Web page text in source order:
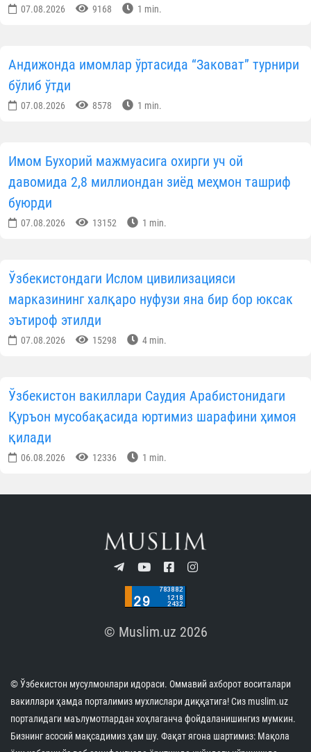
07.08.2026 9168 1 min.
Андижонда имомлар ўртасида “Заковат” турнири
бўлиб ўтди
07.08.2026 8578 1 min.
Имом Бухорий мажмуасига охирги уч ой
давомида 2,8 миллиондан зиёд меҳмон ташриф
буюрди
07.08.2026 13152 1 min.
Ўзбекистондаги Ислом цивилизацияси
марказининг халқаро нуфузи яна бир бор юксак
эътироф этилди
07.08.2026 15298 4 min.
Ўзбекистон вакиллари Саудия Арабистонидаги
Қуръон мусобақасида юртимиз шарафини ҳимоя
қилади
06.08.2026 12336 1 min.
© Muslim.uz 2026
© Ўзбекистон мусулмонлари идораси. Оммавий ахборот воситалари
вакиллари ҳамда порталимиз мухлислари диққатига! Сиз muslim.uz
порталидаги маълумотлардан хоҳлаганча фойдаланишингиз мумкин.
Бизнинг асосий мақсадимиз ҳам шу. Фақат ягона шартимиз: Мақола